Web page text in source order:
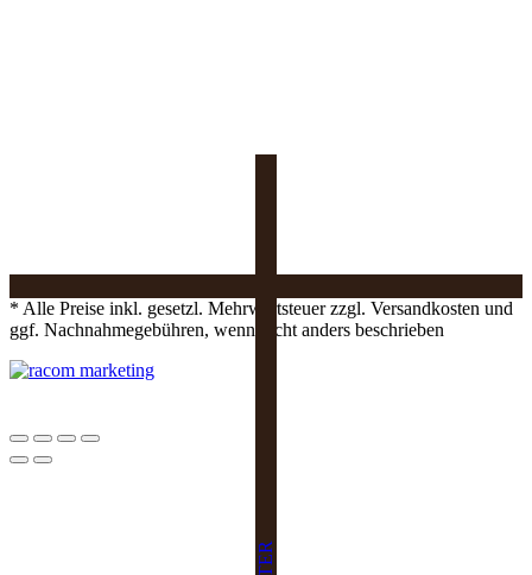
* Alle Preise inkl. gesetzl. Mehrwertsteuer zzgl. Versandkosten und
ggf. Nachnahmegebühren, wenn nicht anders beschrieben